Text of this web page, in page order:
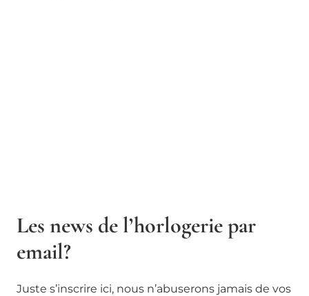
Les news de l’horlogerie par
email?
Juste s’inscrire ici, nous n’abuserons jamais de vos